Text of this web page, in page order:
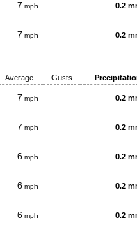
7 mph 0.2
7 mph 0.2
Average Gusts
7 mph 0.2
7 mph 0.2
6 mph 0.2
6 mph 0.2
6 mph 0.2